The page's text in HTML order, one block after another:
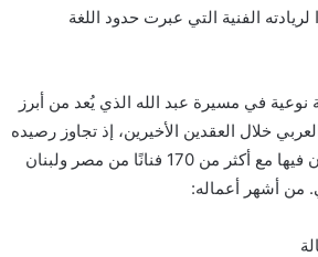
لريادته الفنية التي عبرت حدود اللغة
نوعية في مسيرة عبد الله الذي يُعد من أبرز
خلال العقدين الأخيرين، إذ تجاوز رصيده
الإبداعي 500 أغنية تعاون فيها مع أكثر من 170 فنانًا من مصر ولبنان
من أشهر أعماله: